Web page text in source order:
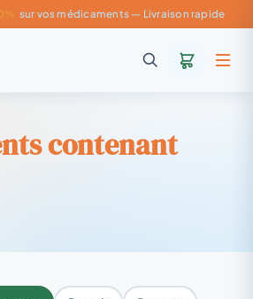
sur vos médicaments — Livraison rapide
contenant